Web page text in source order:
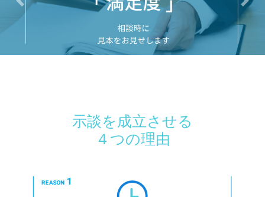
前へ 次へ
示談を成立させる
４つの理由